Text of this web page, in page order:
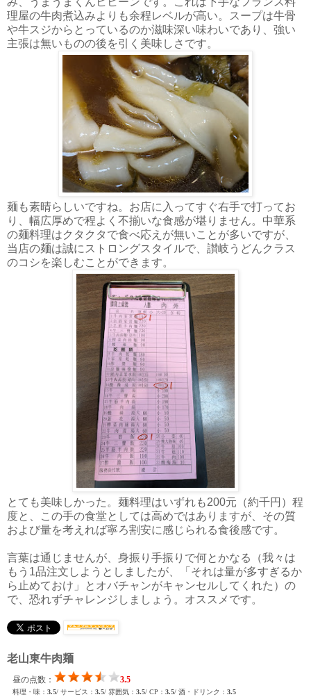
理屋の牛肉煮込みよりも余程レベルが高い。スープは牛骨
や牛スジからとっているのか滋味深い味わいであり、強い
主張は無いものの後を引く美味しさです。
麺も素晴らしいですね。お店に入ってすぐ右手で打ってお
り、幅広厚めで程よく不揃いな食感が堪りません。中華系
の麺料理はクタクタで食べ応えが無いことが多いですが、
当店の麺は誠にストロングスタイルで、讃岐うどんクラス
のコシを楽しむことができます。
とても美味しかった。麺料理はいずれも200元（約千円）程
度と、この手の食堂としては高めではありますが、その質
および量を考えれば寧ろ割安に感じられる食後感です。
言葉は通じませんが、身振り手振りで何とかなる（我々は
もう1品注文しようとしましたが、「それは量が多すぎるか
ら止めておけ」とオバチャンがキャンセルしてくれた）の
で、恐れずチャレンジしましょう。オススメです。
老山東牛肉麺